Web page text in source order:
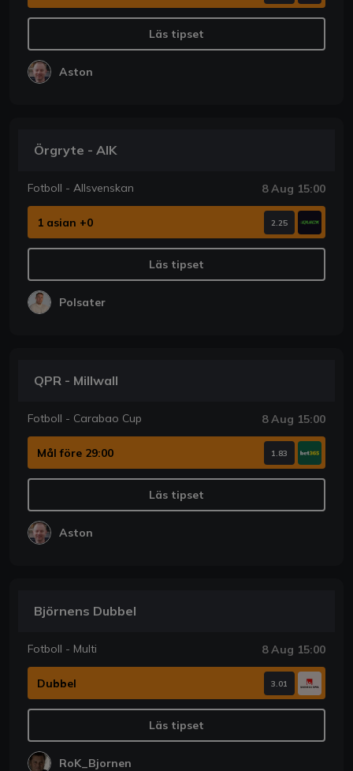
Läs tipset
Aston
Örgryte - AIK
Fotboll - Allsvenskan 8 Aug 15:00
1 asian +0 2.25
Läs tipset
Polsater
QPR - Millwall
Fotboll - Carabao Cup 8 Aug 15:00
Mål före 29:00 1.83
Läs tipset
Aston
Björnens Dubbel
Fotboll - Multi 8 Aug 15:00
Dubbel 3.01
Läs tipset
RoK_Bjornen